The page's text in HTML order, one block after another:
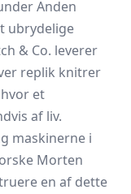
Anden
ubrydelige
& Co. leverer
replik knitrer
et
af liv.
maskinerne i
Morten
en af dette